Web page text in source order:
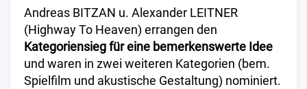
Andreas BITZAN u. Alexander LEITNER
(Highway To Heaven) errangen den
Kategoriensieg für eine bemerkenswerte Idee
und waren in zwei weiteren Kategorien (bem.
Spielfilm und akustische Gestaltung) nominiert.